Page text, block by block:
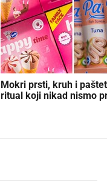
Mokri prsti, kruh i
ritual koji nikad nismo